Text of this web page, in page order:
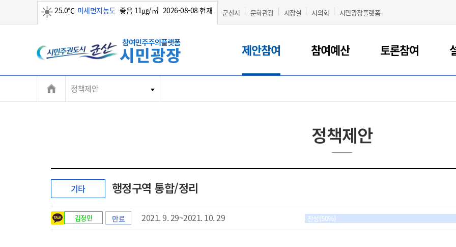
25.0℃ 미세먼지농도 좋음 11㎍/㎥ 2026-08-08 현재 군산시 문화관광 시장실 시의회 시민광장플랫폼
제안참여 참여예산 토론참여
정책제안
정책제안
기타 행정구역 통합/정리
김정민 만료 2021. 9. 29~2021. 10. 29 찬성(50%)